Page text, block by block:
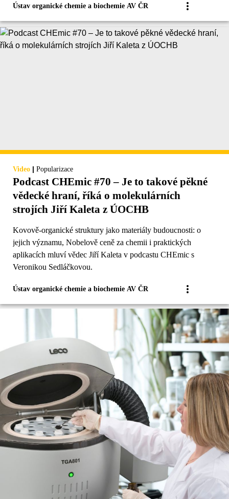
Ústav organické chemie a biochemie AV ČR
Video | Popularizace
Podcast CHEmic #70 – Je to takové pěkné
vědecké hraní, říká o molekulárních
strojích Jiří Kaleta z ÚOCHB
Kovově-organické struktury jako materiály budoucnosti: o
jejich významu, Nobelově ceně za chemii i praktických
aplikacích mluví vědec Jiří Kaleta v podcastu CHEmic s
Veronikou Sedláčkovou.
Ústav organické chemie a biochemie AV ČR